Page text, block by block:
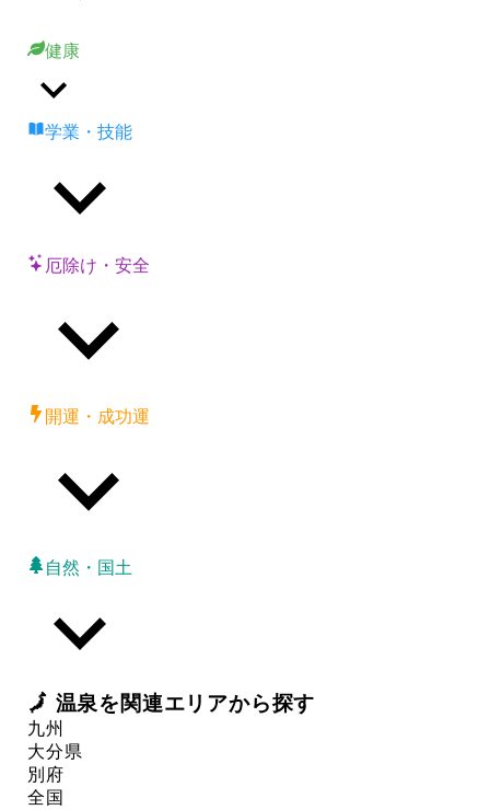
健康
学業・技能
厄除け・安全
開運・成功運
自然・国土
🗾 温泉を関連エリアから探す
九州
大分県
別府
全国